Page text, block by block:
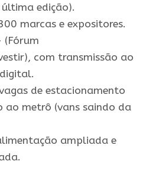
edição).
marcas e expositores.
(Fórum
), com transmissão ao
de estacionamento
ao metrô (vans saindo da
ampliada e